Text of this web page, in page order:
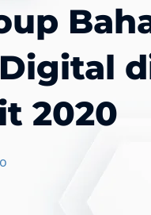
2020